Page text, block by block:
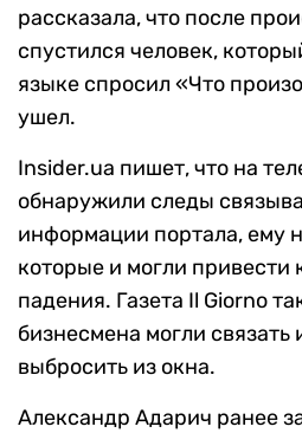
рассказала, что после
спустился человек,
языке спросил «Что
ушел.
Insider.ua пишет, что на
обнаружили следы
информации портала, ему
которые и могли привести
падения. Газета Il Giorno
бизнесмена могли связать
выбросить из окна.
Александр Адарич ранее